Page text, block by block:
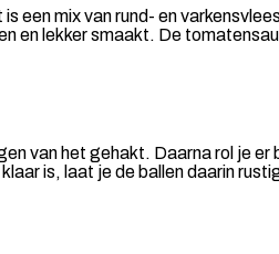
mix van rund- en
en lekker smaakt. De
van het gehakt. Daarna rol je er
is, laat je de ballen daarin